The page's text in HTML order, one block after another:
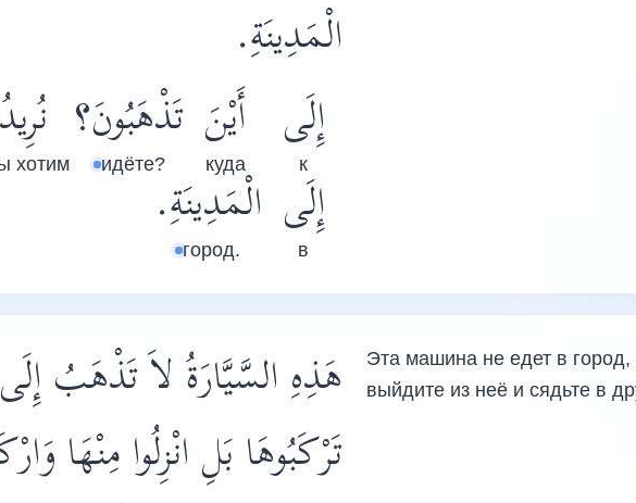
الْمَدِينَةِ.
إِلَى
к
أَيْنَ
куда
تَذْهَبُونَ؟
идёте?
نُرِيدُ
хотим
إِلَى
в
الْمَدِينَةِ.
город.
هَذِهِ السَّيَّارَةُ لاَ تَذْهَبُ
تَرْكَبُوهَا بَلِ انْزِلُوا مِنْهَا
Эта машина не едет в
выйдите из неё и сядьте в